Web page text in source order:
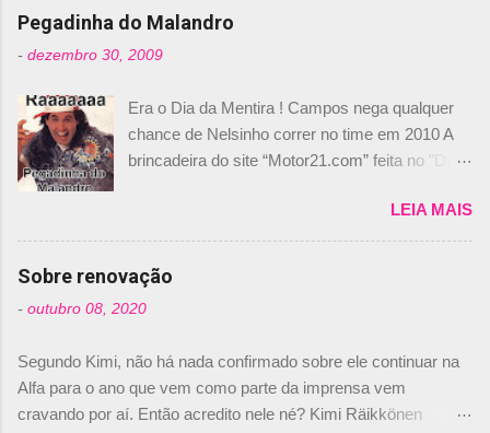
Pegadinha do Malandro
- dezembro 30, 2009
Era o Dia da Mentira ! Campos nega qualquer
chance de Nelsinho correr no time em 2010 A
brincadeira do site “Motor21.com” feita no "Día
de abril –, afirmando que Nelson Piquet havia
comprado 15% das ações da Campos, dando,
com isso, um lugar no time a Nelsinho Piquet,
foi esclarecida de uma vez por todas por
Daniele Audetto, diretor da escuderia. O
não será o companheiro de Bruno Senna em
2010. "Na verdade, nós recebemos uma oferta
de Piquet", admitiu Audetto. “Mas depois de ter
LEIA MAIS
Sobre renovação
- outubro 08, 2020
Segundo Kimi, não há nada confirmado sobre ele continuar na
Alfa para o ano que vem como parte da imprensa vem
cravando por aí. Então acredito nele né? Kimi Räikkönen